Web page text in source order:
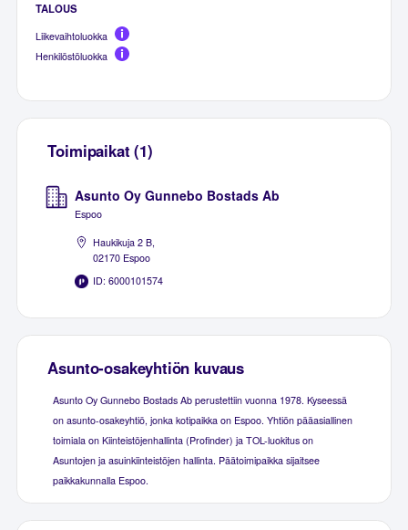
TALOUS
Liikevaihtoluokka
Henkilöstöluokka
Toimipaikat (1)
Asunto Oy Gunnebo Bostads Ab
Espoo
Haukikuja 2 B,
02170 Espoo
ID: 6000101574
Asunto-osakeyhtiön kuvaus
Asunto Oy Gunnebo Bostads Ab perustettiin vuonna 1978. Kyseessä
on asunto-osakeyhtiö, jonka kotipaikka on Espoo. Yhtiön pääasiallinen
toimiala on Kiinteistöjenhallinta (Profinder) ja TOL-luokitus on
Asuntojen ja asuinkiinteistöjen hallinta. Päätoimipaikka sijaitsee
paikkakunnalla Espoo.